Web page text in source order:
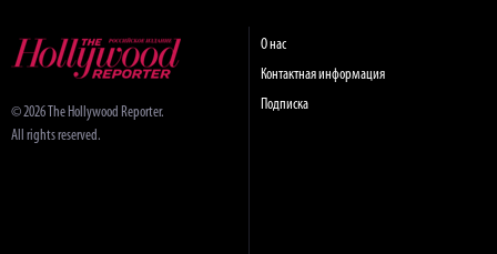
© 2026 The Hollywood Reporter.
All rights reserved.
О нас
Контактная информация
Подписка